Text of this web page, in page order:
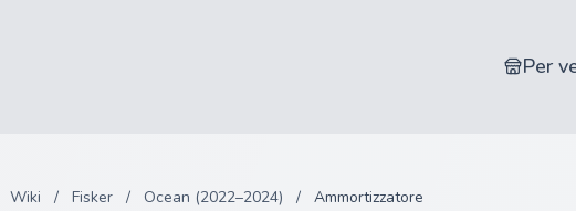
Per
Wiki / Fisker / Ocean (2022–2024) / Ammortizzatore